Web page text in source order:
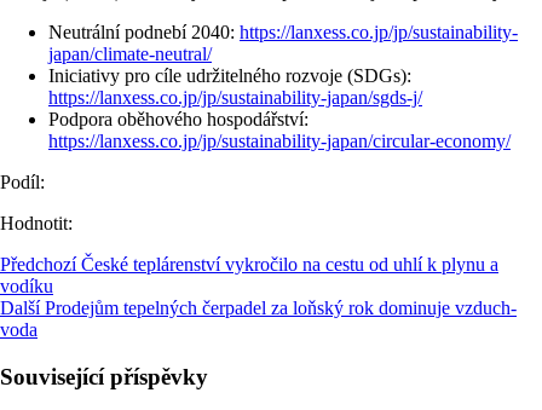
Neutrální podnebí 2040: https://lanxess.co.jp/jp/sustainability-
japan/climate-neutral/
Iniciativy pro cíle udržitelného rozvoje (SDGs):
https://lanxess.co.jp/jp/sustainability-japan/sgds-j/
Podpora oběhového hospodářství:
https://lanxess.co.jp/jp/sustainability-japan/circular-economy/
Podíl:
Hodnotit:
Předchozí České teplárenství vykročilo na cestu od uhlí k plynu a
vodíku
Další Prodejům tepelných čerpadel za loňský rok dominuje vzduch-
voda
Související příspěvky